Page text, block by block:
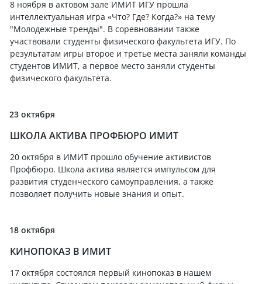
8 ноября в актовом зале ИМИТ ИГУ прошла
интеллектуальная игра «Что? Где? Когда?» на тему
"Молодежные тренды". В соревновании также
участвовали студенты физического факультета ИГУ. По
результатам игры второе и третье места заняли команды
студентов ИМИТ, а первое место заняли студенты
физического факультета.
23 октября
ШКОЛА АКТИВА ПРОФБЮРО ИМИТ
20 октября в ИМИТ прошло обучение активистов
Профбюро. Школа актива является импульсом для
развития студенческого самоуправления, а также
позволяет получить новые знания и опыт.
18 октября
КИНОПОКАЗ В ИМИТ
17 октября состоялся первый кинопоказ в нашем